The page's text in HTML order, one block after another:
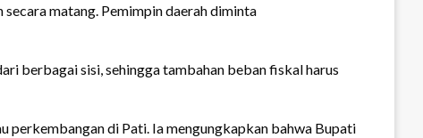
matang. Pemimpin daerah diminta
berbagai sisi, sehingga tambahan beban fiskal harus
perkembangan di Pati. Ia mengungkapkan bahwa Bupati